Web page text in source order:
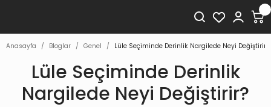
Anasayfa Bloglar Genel Lüle Seçiminde Derinlik Nargilede Neyi Değiştirir?
Lüle Seçiminde Derinlik
Nargilede Neyi Değiştirir?